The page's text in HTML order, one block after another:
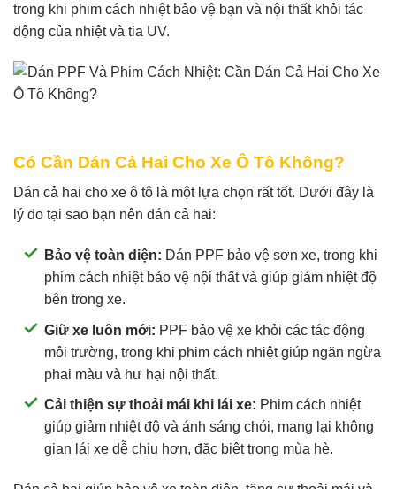
trong khi phim cách nhiệt bảo vệ bạn và nội thất khỏi tác
động của nhiệt và tia UV.
Có Cần Dán Cả Hai Cho Xe Ô Tô Không?
Dán cả hai cho xe ô tô là một lựa chọn rất tốt. Dưới đây là
lý do tại sao bạn nên dán cả hai:
Bảo vệ toàn diện: Dán PPF bảo vệ sơn xe, trong khi
phim cách nhiệt bảo vệ nội thất và giúp giảm nhiệt độ
bên trong xe.
Giữ xe luôn mới: PPF bảo vệ xe khỏi các tác động
môi trường, trong khi phim cách nhiệt giúp ngăn ngừa
phai màu và hư hại nội thất.
Cải thiện sự thoải mái khi lái xe: Phim cách nhiệt
giúp giảm nhiệt độ và ánh sáng chói, mang lại không
gian lái xe dễ chịu hơn, đặc biệt trong mùa hè.